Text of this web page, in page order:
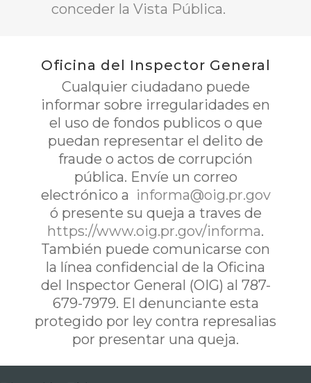
conceder la Vista Pública.
Oficina del Inspector General
Cualquier ciudadano puede
informar sobre irregularidades en
el uso de fondos publicos o que
puedan representar el delito de
fraude o actos de corrupción
pública. Envíe un correo
electrónico a informa@oig.pr.gov
ó presente su queja a traves de
https://www.oig.pr.gov/informa.
También puede comunicarse con
la línea confidencial de la Oficina
del Inspector General (OIG) al 787-
679-7979. El denunciante esta
protegido por ley contra represalias
por presentar una queja.